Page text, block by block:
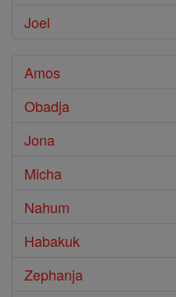
Joel
Amos
Obadja
Jona
Micha
Nahum
Habakuk
Zephanja